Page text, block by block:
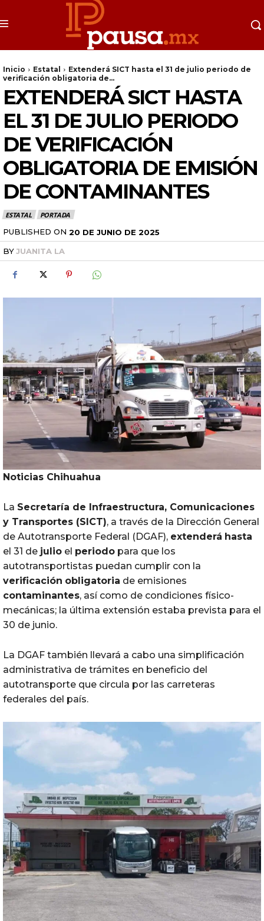
Inicio Estatal
Extenderá SICT hasta el 31 de julio periodo de
verificación obligatoria de...
EXTENDERÁ SICT HASTA
EL 31 DE JULIO PERIODO
DE VERIFICACIÓN
OBLIGATORIA DE EMISIÓN
DE CONTAMINANTES
ESTATAL PORTADA
PUBLISHED ON 20 DE JUNIO DE 2025
BYJUANITA LA
Noticias Chihuahua
La Secretaría de Infraestructura, Comunicaciones
y Transportes (SICT), a través de la Dirección General
de Autotransporte Federal (DGAF), extenderá hasta
el 31 de julio el periodo para que los
autotransportistas puedan cumplir con la
verificación obligatoria de emisiones
contaminantes, así como de condiciones físico-
mecánicas; la última extensión estaba prevista para el
30 de junio.
La DGAF también llevará a cabo una simplificación
administrativa de trámites en beneficio del
autotransporte que circula por las carreteras
federales del país.